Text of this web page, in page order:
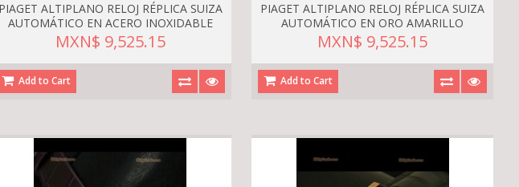
PIAGET ALTIPLANO RELOJ RÉPLICA SUIZA
AUTOMÁTICO EN ACERO INOXIDABLE
MXN$ 9,525.15
Add to Cart
PIAGET ALTIPLANO RELOJ RÉPLICA SUIZA
AUTOMÁTICO EN ORO AMARILLO
MXN$ 9,525.15
Add to Cart